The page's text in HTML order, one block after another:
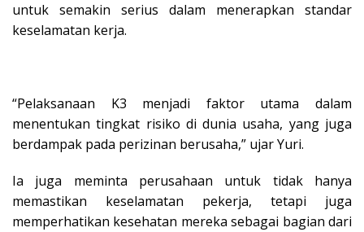
untuk semakin serius dalam menerapkan standar
keselamatan kerja.
“Pelaksanaan K3 menjadi faktor utama dalam
menentukan tingkat risiko di dunia usaha, yang juga
berdampak pada perizinan berusaha,” ujar Yuri.
Ia juga meminta perusahaan untuk tidak hanya
memastikan keselamatan pekerja, tetapi juga
memperhatikan kesehatan mereka sebagai bagian dari